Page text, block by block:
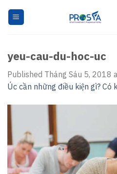
yeu-cau-du-hoc-uc
Published Tháng Sáu 5, 2018
Úc cần những điều kiện gì? Có